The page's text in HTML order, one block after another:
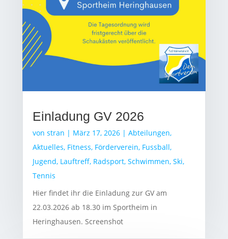
Einladung GV 2026
von stran | März 17, 2026| Abteilungen,
Aktuelles, Fitness, Förderverein, Fussball,
Jugend, Lauftreff, Radsport, Schwimmen, Ski,
Tennis
Hier findet ihr die Einladung zur GV am
22.03.2026 ab 18.30 im Sportheim in
Heringhausen. Screenshot